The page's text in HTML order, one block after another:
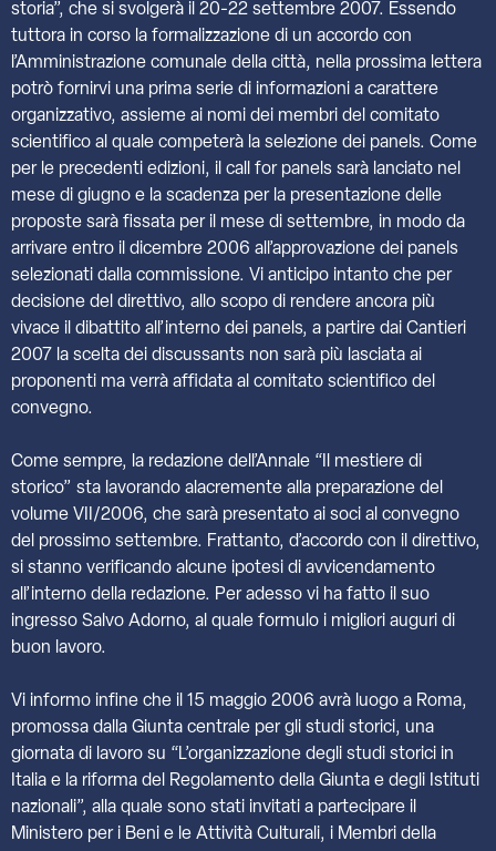
storia”, che si svolgerà il 20-22 settembre 2007. Essendo
tuttora in corso la formalizzazione di un accordo con
l’Amministrazione comunale della città, nella prossima lettera
potrò fornirvi una prima serie di informazioni a carattere
organizzativo, assieme ai nomi dei membri del comitato
scientifico al quale competerà la selezione dei panels. Come
per le precedenti edizioni, il call for panels sarà lanciato nel
mese di giugno e la scadenza per la presentazione delle
proposte sarà fissata per il mese di settembre, in modo da
arrivare entro il dicembre 2006 all’approvazione dei panels
selezionati dalla commissione. Vi anticipo intanto che per
decisione del direttivo, allo scopo di rendere ancora più
vivace il dibattito all’interno dei panels, a partire dai Cantieri
2007 la scelta dei discussants non sarà più lasciata ai
proponenti ma verrà affidata al comitato scientifico del
convegno.
Come sempre, la redazione dell’Annale “Il mestiere di
storico” sta lavorando alacremente alla preparazione del
volume VII/2006, che sarà presentato ai soci al convegno
del prossimo settembre. Frattanto, d’accordo con il direttivo,
si stanno verificando alcune ipotesi di avvicendamento
all’interno della redazione. Per adesso vi ha fatto il suo
ingresso Salvo Adorno, al quale formulo i migliori auguri di
buon lavoro.
Vi informo infine che il 15 maggio 2006 avrà luogo a Roma,
promossa dalla Giunta centrale per gli studi storici, una
giornata di lavoro su “L’organizzazione degli studi storici in
Italia e la riforma del Regolamento della Giunta e degli Istituti
nazionali”, alla quale sono stati invitati a partecipare il
Ministero per i Beni e le Attività Culturali, i Membri della